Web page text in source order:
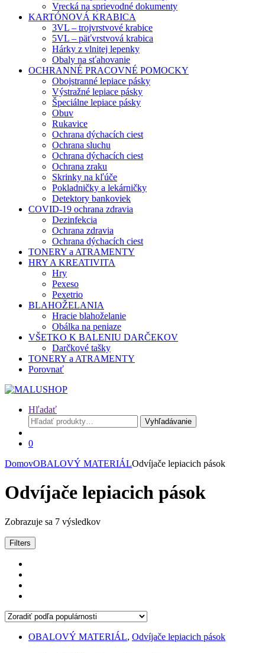
Vrecká na sprievodné dokumenty
KARTÓNOVÁ KRABICA
3VL – trojvrstvové krabice
5VL – päťvrstvová krabica
Hárky z vlnitej lepenky
Obaly na sťahovanie
OCHRANNÉ PRACOVNÉ POMOCKY
Obojstranné lepiace pásky
Výstražné lepiace pásky
Špeciálne lepiace pásky
Obuv
Rukavice
Ochrana dýchacích ciest
Ochrana sluchu
Ochrana dýchacích ciest
Ochrana zraku
Skrinky na kľúče
Pokladničky a lekárničky
Detektory bankoviek
COVID-19 ochrana zdravia
Dezinfekcia
Ochrana zdravia
Ochrana dýchacích ciest
TONERY a ATRAMENTY
HRY A KREATIVITA
Hry
Pexeso
Pexetrio
BLAHOŽELANIA
Hracie blahoželanie
Obálka na peniaze
VŠETKO K BALENIU DARČEKOV
Darčkové tašky
TONERY a ATRAMENTY
Porovnať
Hľadať
Hľadať:
Vyhľadávanie
0
DomovOBALOVÝ MATERIÁLOdvíjače lepiacich pások
Odvíjače lepiacich pások
Zobrazuje sa 7 výsledkovZoradené
Filters
OBALOVÝ MATERIÁL, Odvíjače lepiacich pások